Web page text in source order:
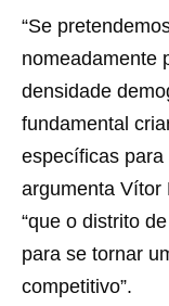
“Se
nomeadamente
densidade
fundamental
específicas para
argumenta Vítor
“que o distrito
para se tornar
competitivo”.